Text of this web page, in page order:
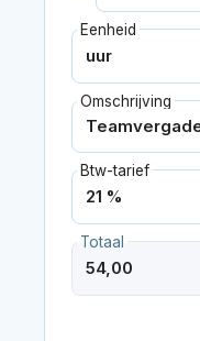
Eenheid
Omschrijving
Btw-tarief
Totaal